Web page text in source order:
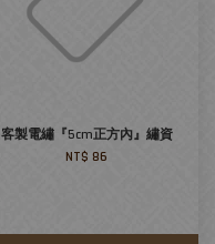
客製電繡『5cm正方內』繡資
NT$ 86